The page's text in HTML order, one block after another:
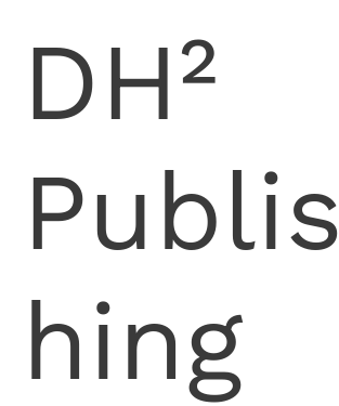
DH²
Publis
hing